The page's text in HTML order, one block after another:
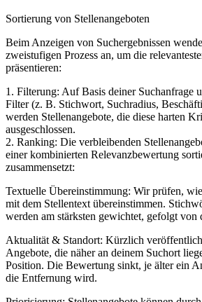
Sortierung von Stellenangeboten
Beim Anzeigen von Suchergebnissen
zweistufigen Prozess an, um die
präsentieren:
1. Filterung: Auf Basis deiner Suchanfrage
Filter (z. B. Stichwort, Suchradius,
werden Stellenangebote, die diese harten
ausgeschlossen.
2. Ranking: Die verbleibenden
einer kombinierten Relevanzbewertung
zusammensetzt:
Textuelle Übereinstimmung: Wir prüfen,
mit dem Stellentext übereinstimmen.
werden am stärksten gewichtet, gefolgt von
Aktualität & Standort: Kürzlich
Angebote, die näher an deinem Suchort
Position. Die Bewertung sinkt, je älter ein
die Entfernung wird.